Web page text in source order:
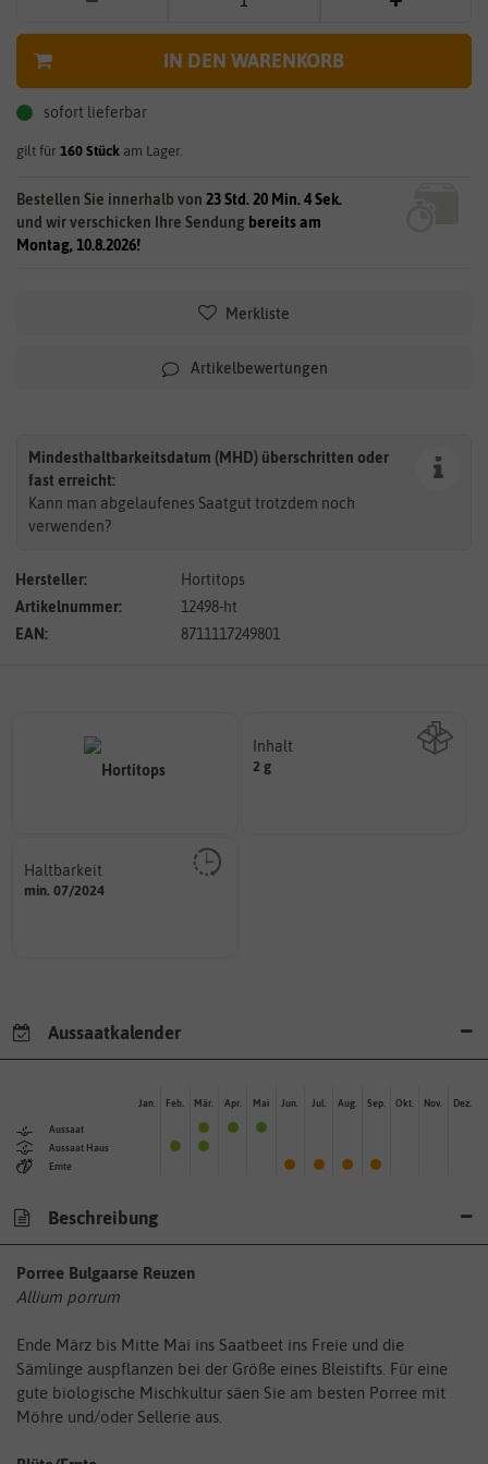
IN DEN WARENKORB
sofort lieferbar
gilt für 160 Stück am Lager.
Bestellen Sie innerhalb von 23 Std. 20 Min. 3 Sek.
und wir verschicken Ihre Sendung bereits am
Montag, 10.8.2026!
Merkliste
Artikelbewertungen
Mindesthaltbarkeitsdatum (MHD) überschritten oder
fast erreicht:
Kann man abgelaufenes Saatgut trotzdem noch
verwenden?
Hersteller:
Hortitops
Artikelnummer:
12498-ht
EAN:
8711117249801
Inhalt
2 g
Haltbarkeit
min. 07/2024
und Pflanzgut sehr gut keimen
sollte.
Aussaatkalender
Aussaat
Aussaat Haus
Ernte
Jan. Feb. Mär. Apr. Mai Jun. Jul. Aug. Sep. Okt. Nov. Dez.
Beschreibung
Porree Bulgaarse Reuzen
Allium porrum
Ende März bis Mitte Mai ins Saatbeet ins Freie und die
Sämlinge auspflanzen bei der Größe eines Bleistifts. Für eine
gute biologische Mischkultur säen Sie am besten Porree mit
Möhre und/oder Sellerie aus.